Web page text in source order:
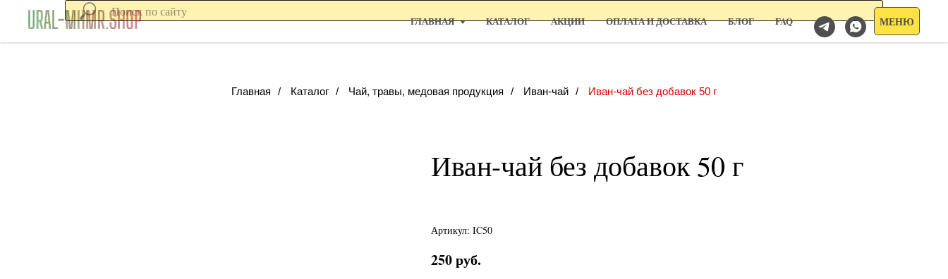
ГЛАВНАЯ КАТАЛОГ АКЦИИ ОПЛАТА И ДОСТАВКА БЛОГ FAQ МЕНЮ
Главная / Каталог / Чай, травы, медовая продукция / Иван-чай / Иван-чай без добавок 50 г
Иван-чай без добавок 50 г
Артикул: IC50
250руб.